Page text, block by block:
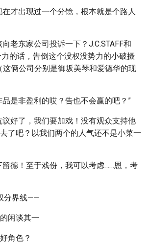
在才出现过一个分镜，根本就是个路人
老东家公司投诉一下？J.C.STAFF和
力的话，告倒这个没权没势力的小破摄
这俩公司分别是御坂美琴和爱德华的现
品是非盈利的哎？告也不会赢的吧？”
议好了，我们要加戏！没有观众支持他
了吧？以我们两个的人气还不是小菜一
留德！至于戏份，我可以考虑……恩，考
分界线——
闲谈其一
角色？